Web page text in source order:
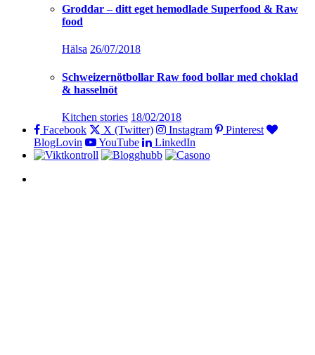
Groddar – ditt eget hemodlade Superfood & Raw
food
Hälsa 26/07/2018
Schweizernötbollar Raw food bollar med choklad
& hasselnöt
Kitchen stories 18/02/2018
Facebook
X (Twitter) Instagram
Pinterest
BlogLovin
YouTube LinkedIn